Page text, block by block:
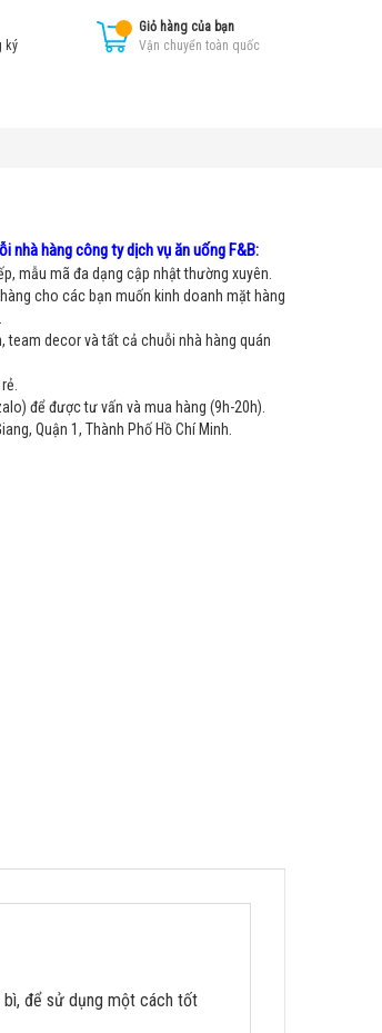
ký
Giỏ hàng của bạn
Vận chuyển toàn quốc
nhà hàng công ty dịch vụ ăn uống F&B:
mẫu mã đa dạng cập nhật thường xuyên.
cho các bạn muốn kinh doanh mặt hàng
decor và tất cả chuỗi nhà hàng quán
để được tư vấn và mua hàng (9h-20h).
Quận 1, Thành Phố Hồ Chí Minh.
bì, để sử dụng một cách tốt